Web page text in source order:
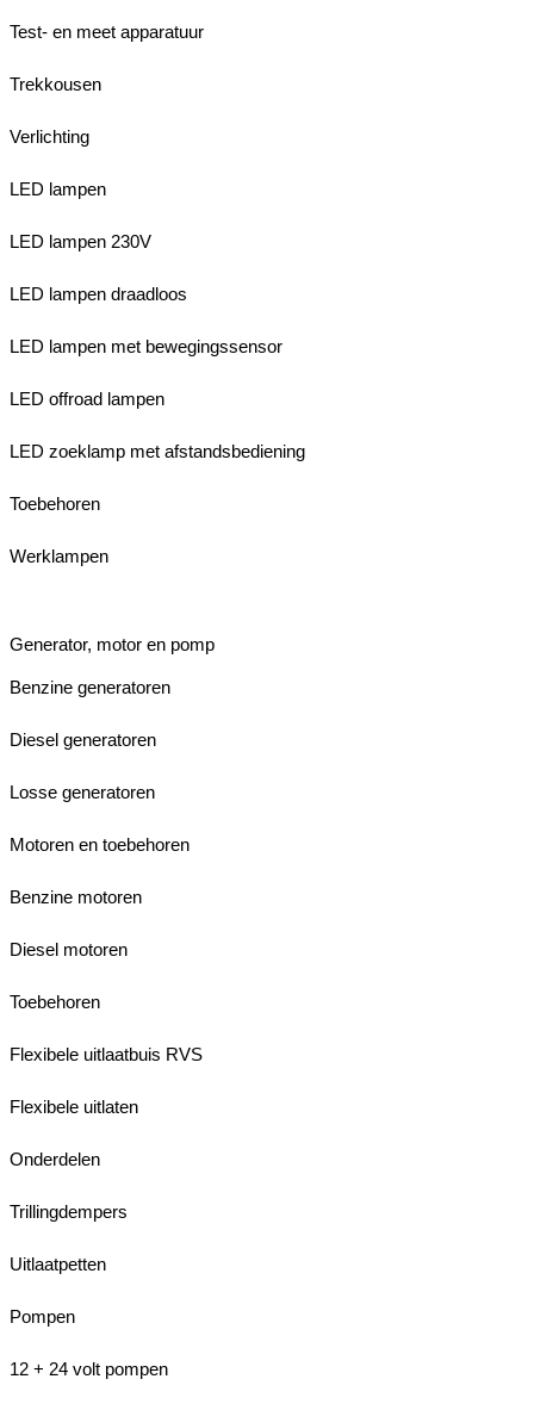
Test- en meet apparatuur
Trekkousen
Verlichting
LED lampen
LED lampen 230V
LED lampen draadloos
LED lampen met bewegingssensor
LED offroad lampen
LED zoeklamp met afstandsbediening
Toebehoren
Werklampen
Generator, motor en pomp
Benzine generatoren
Diesel generatoren
Losse generatoren
Motoren en toebehoren
Benzine motoren
Diesel motoren
Toebehoren
Flexibele uitlaatbuis RVS
Flexibele uitlaten
Onderdelen
Trillingdempers
Uitlaatpetten
Pompen
12 + 24 volt pompen